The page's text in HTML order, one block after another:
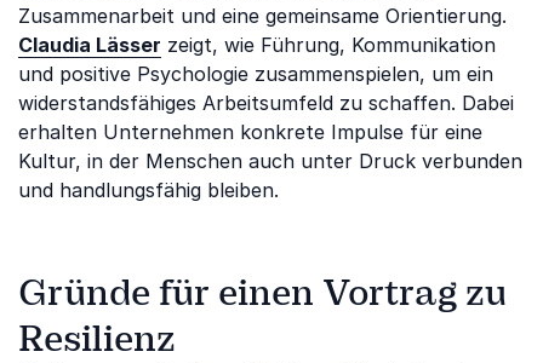
Zusammenarbeit und eine gemeinsame Orientierung.
Claudia Lässer zeigt, wie Führung, Kommunikation
und positive Psychologie zusammenspielen, um ein
widerstandsfähiges Arbeitsumfeld zu schaffen. Dabei
erhalten Unternehmen konkrete Impulse für eine
Kultur, in der Menschen auch unter Druck verbunden
und handlungsfähig bleiben.
Gründe für einen Vortrag zu
Resilienz